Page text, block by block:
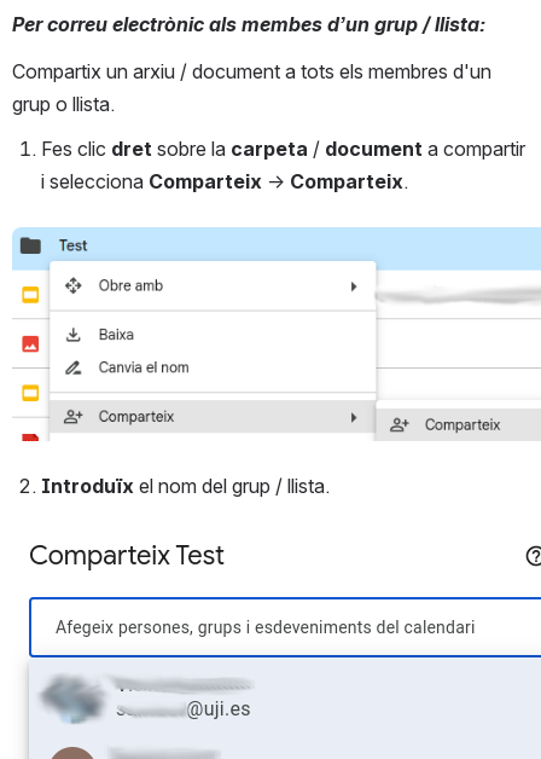
Per correu electrònic als membes d’un grup / llista:
Compartix un arxiu / document a tots els membres d'un
grup o llista.
Fes clic dret sobre la carpeta / document a compartir
i selecciona Comparteix → Comparteix.
Open
Introduïx el nom del grup / llista.
Open